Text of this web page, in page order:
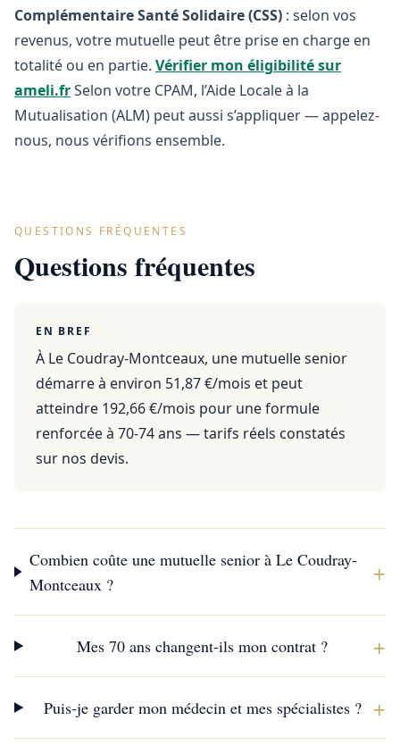
Complémentaire Santé Solidaire (CSS) : selon vos
revenus, votre mutuelle peut être prise en charge en
totalité ou en partie. Vérifier mon éligibilité sur
ameli.frSelon votre CPAM, l’Aide Locale à la
Mutualisation (ALM) peut aussi s’appliquer — appelez-
nous, nous vérifions ensemble.
QUESTIONS FRÉQUENTES
Questions fréquentes
EN BREF
À Le Coudray-Montceaux, une mutuelle senior
démarre à environ 51,87 €/mois et peut
atteindre 192,66 €/mois pour une formule
renforcée à 70-74 ans — tarifs réels constatés
sur nos devis.
Combien coûte une mutuelle senior à Le Coudray-
Montceaux ?
+
Mes 70 ans changent-ils mon contrat ? +
Puis-je garder mon médecin et mes spécialistes ? +